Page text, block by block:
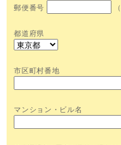
郵便番号
都道府県
市区町村番地
マンション・ビル名